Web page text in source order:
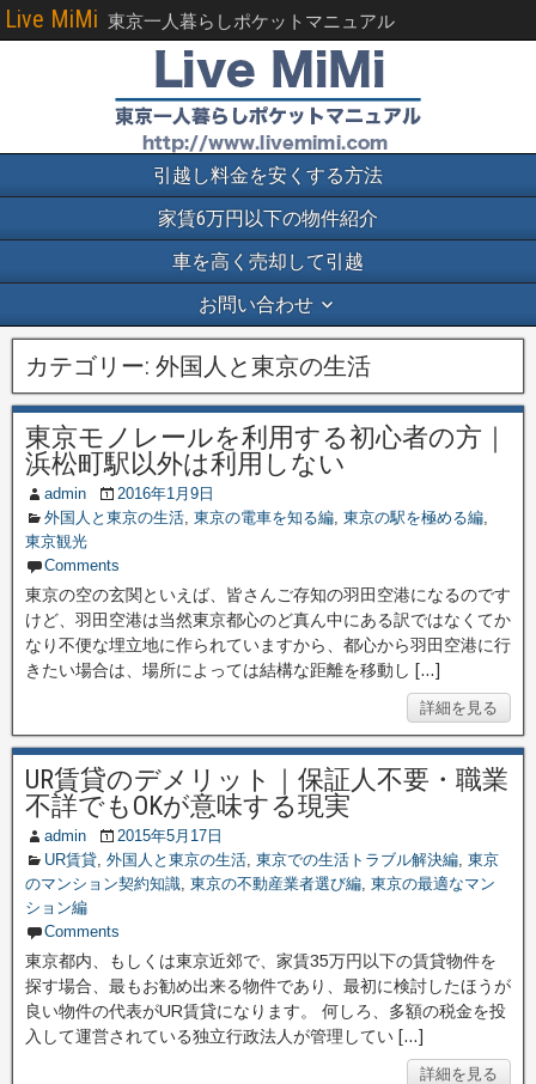
Live MiMi 東京一人暮らしポケットマニュアル
引越し料金を安くする方法
家賃6万円以下の物件紹介
車を高く売却して引越
お問い合わせ
カテゴリー: 外国人と東京の生活
東京モノレールを利用する初心者の方｜
浜松町駅以外は利用しない
admin
2016年1月9日
外国人と東京の生活, 東京の電車を知る編, 東京の駅を極める編,
東京観光
Comments
東京の空の玄関といえば、皆さんご存知の羽田空港になるのです
けど、羽田空港は当然東京都心のど真ん中にある訳ではなくてか
なり不便な埋立地に作られていますから、都心から羽田空港に行
きたい場合は、場所によっては結構な距離を移動し […]
詳細を見る
UR賃貸のデメリット｜保証人不要・職業
不詳でもOKが意味する現実
admin
2015年5月17日
UR賃貸, 外国人と東京の生活, 東京での生活トラブル解決編, 東京
のマンション契約知識, 東京の不動産業者選び編, 東京の最適なマン
ション編
Comments
東京都内、もしくは東京近郊で、家賃35万円以下の賃貸物件を
探す場合、最もお勧め出来る物件であり、最初に検討したほうが
良い物件の代表がUR賃貸になります。 何しろ、多額の税金を投
入して運営されている独立行政法人が管理してい […]
詳細を見る